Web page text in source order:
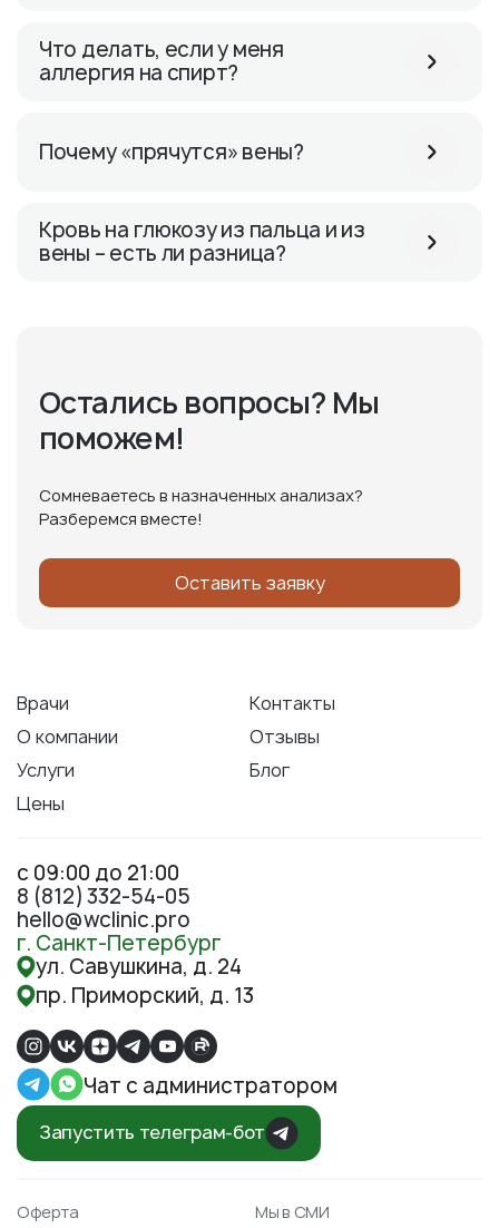
Что делать, если у меня
аллергия на спирт?
Почему «прячутся» вены?
Кровь на глюкозу из пальца и из
вены – есть ли разница?
Остались вопросы? Мы
поможем!
Сомневаетесь в назначенных анализах?
Разберемся вместе!
Оставить заявку
Врачи
Контакты
О компании
Отзывы
Услуги
Блог
Цены
с 09:00 до 21:00
8 (812) 332-54-05
hello@wclinic.pro
г. Санкт-Петербург
ул. Савушкина, д. 24
пр. Приморский, д. 13
Чат с администратором
Запустить телеграм-бот
Оферта Мы в СМИ